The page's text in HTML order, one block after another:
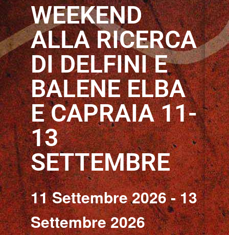
WEEKEND
ALLA RICERCA
DI DELFINI E
BALENE ELBA
E CAPRAIA 11-
13
SETTEMBRE
11 Settembre 2026-13
Settembre 2026